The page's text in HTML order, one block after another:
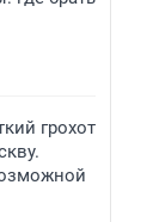
грохот